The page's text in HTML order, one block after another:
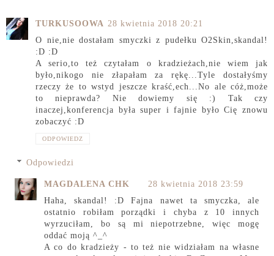
TURKUSOOWA 28 kwietnia 2018 20:21
O nie,nie dostałam smyczki z pudełku O2Skin,skandal!
:D :D
A serio,to też czytałam o kradzieżach,nie wiem jak
było,nikogo nie złapałam za rękę...Tyle dostałyśmy
rzeczy że to wstyd jeszcze kraść,ech...No ale cóż,może
to nieprawda? Nie dowiemy się :) Tak czy
inaczej,konferencja była super i fajnie było Cię znowu
zobaczyć :D
ODPOWIEDZ
Odpowiedzi
MAGDALENA CHK
28 kwietnia 2018 23:59
Haha, skandal! :D Fajna nawet ta smyczka, ale
ostatnio robiłam porządki i chyba z 10 innych
wyrzuciłam, bo są mi niepotrzebne, więc mogę
oddać moją ^_^
A co do kradzieży - to też nie widziałam na własne